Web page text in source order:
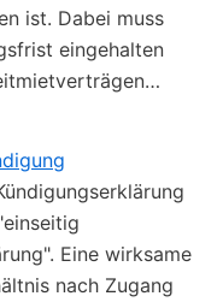
ist. Dabei muss
eingehalten
Eine wirksame
nach Zugang